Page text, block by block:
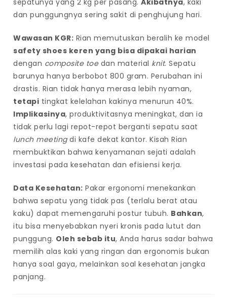
sepatunya yang 2 kg per pasang.Akibatnya, kaki
dan punggungnya sering sakit di penghujung hari.
Wawasan KGR: Rian memutuskan beralih ke model
safety shoes keren yang bisa dipakai harian
dengan composite toedan material knit. Sepatu
barunya hanya berbobot 800 gram. Perubahan ini
drastis. Rian tidak hanya merasa lebih nyaman,
tetapi tingkat kelelahan kakinya menurun 40%.
Implikasinya, produktivitasnya meningkat, dan ia
tidak perlu lagi repot-repot berganti sepatu saat
lunch meetingdi kafe dekat kantor. Kisah Rian
membuktikan bahwa kenyamanan sejati adalah
investasi pada kesehatan dan efisiensi kerja.
Data Kesehatan: Pakar ergonomi menekankan
bahwa sepatu yang tidak pas (terlalu berat atau
kaku) dapat memengaruhi postur tubuh. Bahkan,
itu bisa menyebabkan nyeri kronis pada lutut dan
punggung. Oleh sebab itu, Anda harus sadar bahwa
memilih alas kaki yang ringan dan ergonomis bukan
hanya soal gaya, melainkan soal kesehatan jangka
panjang.